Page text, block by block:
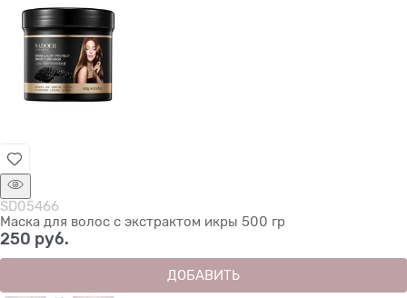
SD05466
Маска для волос с экстрактом икры 500 гр
250 руб.
ДОБАВИТЬ